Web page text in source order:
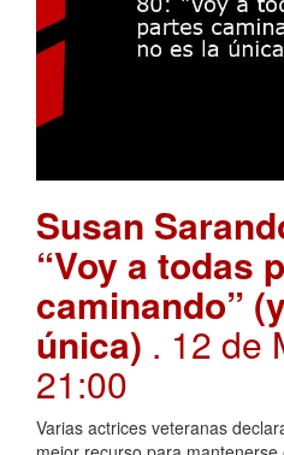
Susan
“Voy a todas
caminando”
única) . 12 de
21:00
Varias actrices veteranas